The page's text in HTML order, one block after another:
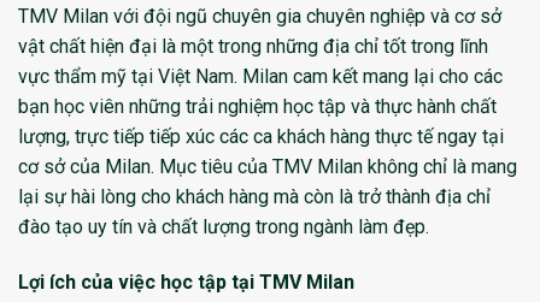
TMV Milan với đội ngũ chuyên gia chuyên nghiệp và cơ sở
vật chất hiện đại là một trong những địa chỉ tốt trong lĩnh
vực thẩm mỹ tại Việt Nam. Milan cam kết mang lại cho các
bạn học viên những trải nghiệm học tập và thực hành chất
lượng, trực tiếp tiếp xúc các ca khách hàng thực tế ngay tại
cơ sở của Milan. Mục tiêu của TMV Milan không chỉ là mang
lại sự hài lòng cho khách hàng mà còn là trở thành địa chỉ
đào tạo uy tín và chất lượng trong ngành làm đẹp.
Lợi ích của việc học tập tại TMV Milan